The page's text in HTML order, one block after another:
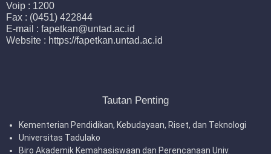
Voip : 1200
Fax : (0451) 422844
E-mail : fapetkan@untad.ac.id
Website : https://fapetkan.untad.ac.id
Tautan Penting
Kementerian Pendidikan, Kebudayaan, Riset, dan Teknologi
Universitas Tadulako
Biro Akademik Kemahasiswaan dan Perencanaan Univ.